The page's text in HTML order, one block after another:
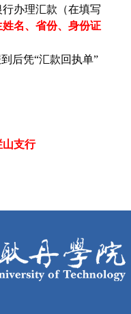
办理汇款（在填写
姓名、 省份、身份证
后凭“汇款回执单”
山支行